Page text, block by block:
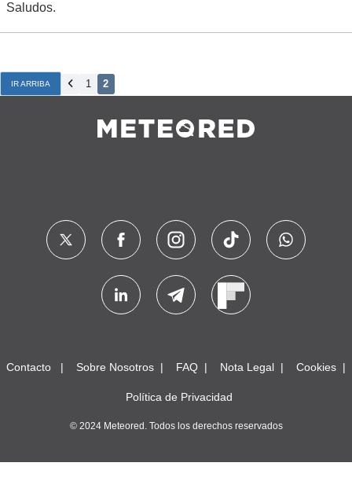
Saludos.
IR ARRIBA 1 2
Contacto Sobre Nosotros FAQ Nota Legal Cookies
Política de Privacidad
© 2024 Meteored. Todos los derechos reservados